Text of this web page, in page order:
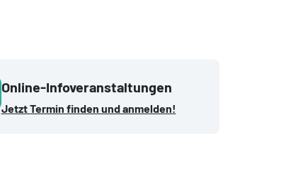
Online-Infoveranstaltungen
Jetzt Termin finden und anmelden!